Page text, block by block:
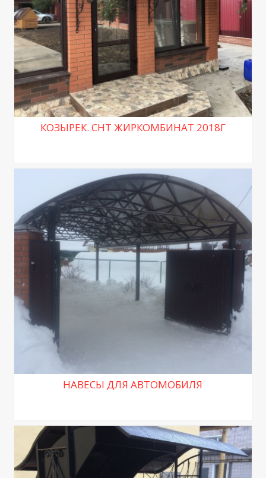
КОЗЫРЕК. СНТ ЖИРКОМБИНАТ 2018Г
НАВЕСЫ ДЛЯ АВТОМОБИЛЯ